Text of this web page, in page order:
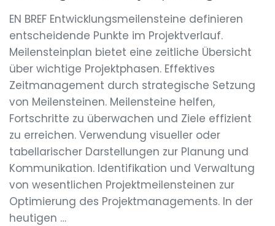
EN BREF Entwicklungsmeilensteine definieren
entscheidende Punkte im Projektverlauf.
Meilensteinplan bietet eine zeitliche Übersicht
über wichtige Projektphasen. Effektives
Zeitmanagement durch strategische Setzung
von Meilensteinen. Meilensteine helfen,
Fortschritte zu überwachen und Ziele effizient
zu erreichen. Verwendung visueller oder
tabellarischer Darstellungen zur Planung und
Kommunikation. Identifikation und Verwaltung
von wesentlichen Projektmeilensteinen zur
Optimierung des Projektmanagements. In der
heutigen …